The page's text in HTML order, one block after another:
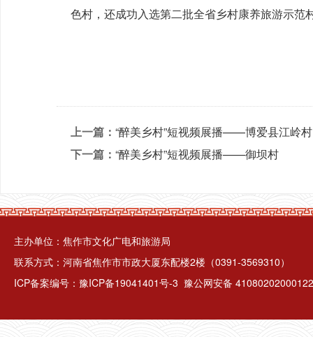
色村，还成功入选第二批全省乡村康养旅游示范
上一篇： “醉美乡村”短视频展播——博爱县江岭村
下一篇： “醉美乡村”短视频展播——御坝村
主办单位：焦作市文化广电和旅游局
联系方式：河南省焦作市市政大厦东配楼2楼（0391-3569310）
ICP备案编号： 豫ICP备19041401号-3 豫公网安备